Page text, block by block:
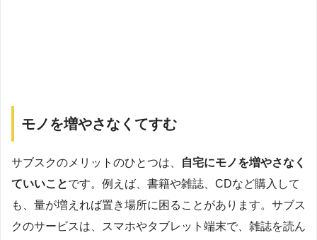
モノを増やさなくてすむ
サブスクのメリットのひとつは、
自宅にモノを増やさなく
ていいことです。例えば、書籍や雑誌、CDなど購入して
も、量が増えれば置き場所に困ることがあります。サブス
クのサービスは、スマホやタブレット端末で、雑誌を読ん